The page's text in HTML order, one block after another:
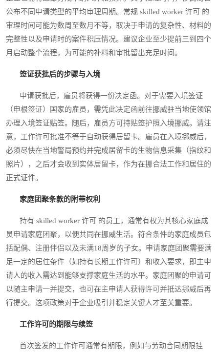
公布不同申请类型的平均审理周期。常规 skilled worker 许可 的
审理时间可能为数周至数月不等，取决于申请的复杂性、材料的
完整性以及申请时的案件积压情况。建议企业至少提前三到四个
月启动整个流程，为可能的补料和审批留出充足时间。
签证获批后的步骤与入境
申请获批后，雇员将获得一份决定函。对于需要入境签证
（申根签证）国家的雇员，需凭此决定函前往挪威驻当地使领馆
办理入境签证贴签。随后，雇员方可持贴签护照入境挪威。请注
意，工作许可批准不等于自动获得居留卡。雇员在入境挪威后，
必须尽快在当地警局预约并完成居留卡的生物信息采集（指纹和
照片），之后才会收到实体居留卡，作为在挪合法工作和居住的
正式证件。
家庭团聚条款的附带权利
持有 skilled worker 许可 的员工，通常有权为其核心家庭成
员申请家庭团聚，以便共同在挪威生活。符合条件的家庭成员包
括配偶、注册伴侣以及未满18周岁的子女。申请家庭团聚需要满
足一定的居住条件（如持有长期工作许可）和收入要求，即主申
请人的收入需达到能够支撑家庭生活的水平。家庭团聚的申请可
以随主申请一并提交，也可在主申请人获得许可并抵达挪威后再
行提交。这项政策对于企业吸引并稳定关键人才至关重要。
工作许可的期限与续签
首次签发的工作许可通常有期限，例如与劳动合同期限挂